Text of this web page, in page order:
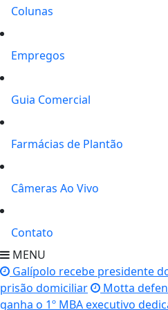
Colunas
Empregos
Guia Comercial
Farmácias de Plantão
Câmeras Ao Vivo
Contato
MENU
Galípolo recebe presidente
prisão domiciliar
Motta
ganha o 1º MBA executivo